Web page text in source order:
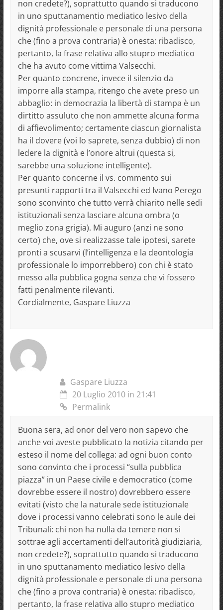
non credete?), soprattutto quando si traducono
in uno sputtanamentio mediatico lesivo della
dignità professionale e personale di una persona
che (fino a prova contraria) è onesta: ribadisco,
pertanto, la frase relativa allo stupro mediatico
che ha avuto come vittima Valsecchi.
Per quanto concrene, invece il silenzio da
imporre alla stampa, ritengo che avete preso un
abbaglio: in democrazia la libertà di stampa è un
dirtitto assuluto che non ammette alcuna forma
di affievolimento; certamente ciascun giornalista
ha il dovere (voi lo saprete, senza dubbio) di non
ledere la dignità e l’onore altrui (questa si,
sarebbe una soluzione intelligente).
Per quanto concerne il vs. commento sui
presunti rapporti tra il Valsecchi ed Ivano Perego
sono sconvinto che tutto verrà chiarito nelle sedi
istituzionali senza lasciare alcuna ombra (o
meglio zona grigia). Mi auguro (anzi ne sono
certo) che, ove si realizzasse tale ipotesi, sarete
pronti a scusarvi (l’intelligenza e la deontologia
professionale lo imporrebbero) con chi è stato
messo alla pubblica gogna senza che vi fossero
fatti penalmente rilevanti.
Cordialmente, Gaspare Liuzza
Gaspare Liuzza
20 Luglio 2010 in 21:41
Permalink
Buona sera, ad onor del vero non sapevo che
anche voi aveste pubblicato la notizia citando per
esteso il nome del collega: ad ogni buon conto
sono convinto che i processi “sulla pubblica
piazza” in un Paese civile e democratico (come
dovrebbe essere il nostro) dovrebbero essere
evitati (visto che la naturale sede istituzionale
dove i processi vanno celebrati sono le aule dei
Tribunali: chi non ha nulla da temere non si
sottrae agli accertamenti dell’autorità giudiziaria,
non credete?), soprattutto quando si traducono
in uno sputtanamento mediatico lesivo della
dignità professionale e personale di una persona
che (fino a prova contraria) è onesta: ribadisco,
pertanto, la frase relativa allo stupro mediatico